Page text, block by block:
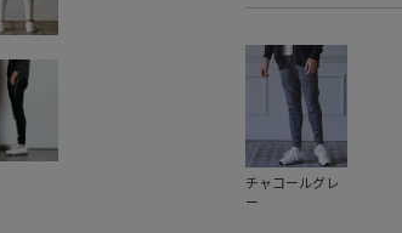
チャコールグレ
ー